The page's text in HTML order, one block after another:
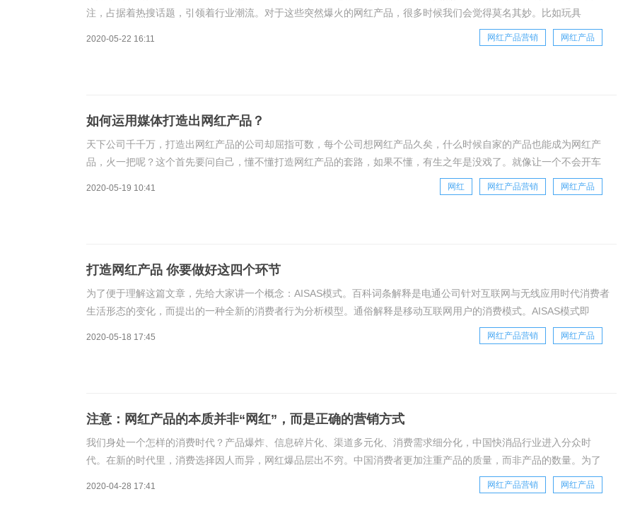
注，占据着热搜话题，引领着行业潮流。对于这些突然爆火的网红产品，很多时候我们会觉得莫名其妙。比如玩具
Hatchimals，服装品牌H&M，香水祖马龙等，他们都是如何从行业中脱颖而出的？从表面上看，
2020-05-22 16:11 网红产品营销 网红产品
如何运用媒体打造出网红产品？
天下公司千千万，打造出网红产品的公司却屈指可数，每个公司想网红产品久矣，什么时候自家的产品也能成为网红产
品，火一把呢？这个首先要问自己，懂不懂打造网红产品的套路，如果不懂，有生之年是没戏了。就像让一个不会开车
的人，去参加赛车比赛，能赢才怪。打铁还需自身硬，打造网红产品要自己懂才是王道。这里单独把打造
2020-05-19 10:41 网红 网红产品营销 网红产品
打造网红产品 你要做好这四个环节
为了便于理解这篇文章，先给大家讲一个概念：AISAS模式。百科词条解释是电通公司针对互联网与无线应用时代消费者
生活形态的变化，而提出的一种全新的消费者行为分析模型。通俗解释是移动互联网用户的消费模式。AISAS模式即
2020-05-18 17:45 网红产品营销 网红产品
注意：网红产品的本质并非“网红”，而是正确的营销方式
我们身处一个怎样的消费时代？产品爆炸、信息碎片化、渠道多元化、消费需求细分化，中国快消品行业进入分众时
代。在新的时代里，消费选择因人而异，网红爆品层出不穷。中国消费者更加注重产品的质量，而非产品的数量。为了
喜欢的产品，他们在数以万计的产品中挑选出适合自己的那一款，他们期待更加懂得自己的品牌。新的时代
2020-04-28 17:41 网红产品营销 网红产品